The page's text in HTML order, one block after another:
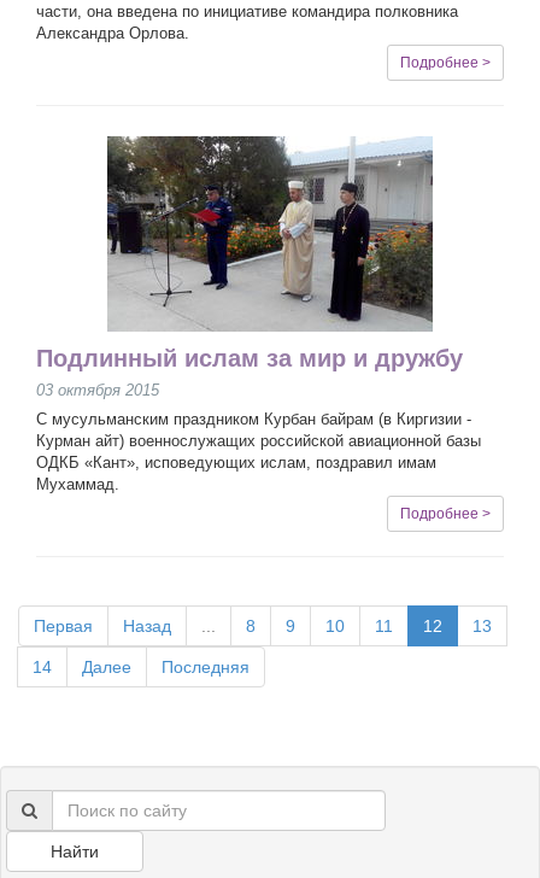
части, она введена по инициативе командира полковника
Александра Орлова.
Подробнее >
Подлинный ислам за мир и дружбу
03 октября 2015
С мусульманским праздником Курбан байрам (в Киргизии -
Курман айт) военнослужащих российской авиационной базы
ОДКБ «Кант», исповедующих ислам, поздравил имам
Мухаммад.
Подробнее >
Первая Назад 8 9 10 11 12 13
14 Далее Последняя
Найти